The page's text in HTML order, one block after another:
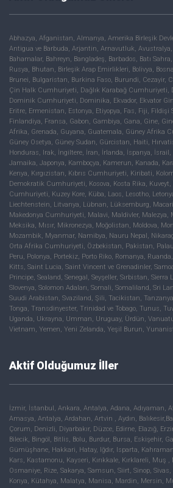
Abhazya, Afganistan, Almanya, Amerika Birleşik
Antigua ve Barbuda, Arjantin, Arnavutluk, Avustralya,
Bahamalar, Bahreyn, Bangladeş, Barbados, Batı
Rusya, Bhutan, Birleşik Arap Emirlikleri, Bolivya,
Brunei, Bulgaristan, Burkina Faso, Burundi, Cezayir,
Çin Halk Cumhuriyeti, Dağlık Karabağ Cumhuriyeti,
Dominik Cumhuriyeti, Dominika, Ekvador, Ekvator
Eritre, Ermenistan, Estonya, Etiyopya, Fas, Fiji, Fildişi
Finlandiya, Fransa, Gabon, Gambiya, Gana, Gine,
Afrika, Grenada, Guyana, Guatemala, Güney Afrika
Güney Osetya, Güney Sudan, Gürcistan, Haiti,
Honduras, Irak, İngiltere, İran, İrlanda, İspanya, İsrail,
Jamaika, Japonya, Kamboçya, Kamerun, Kanada,
Kenya, Kırgızistan, Kıbrıs Cumhuriyeti, Kiribati,
Demokratik Cumhuriyeti, Kosova, Kosta Rika, Kuveyt,
Cumhuriyeti, Kuzey Kore, Küba, Laos, Lesotho,
Liechtenstein, Litvanya, Lübnan, Lüksemburg,
Makedonya Cumhuriyeti, Malavi, Maldivler, Malezya,
Meksika, Mısır, Mikronezya, Moğolistan, Moldova,
Mozambik, Myanmar, Namibya, Nauru Nepal,
Orta Afrika Cumhuriyeti, Özbekistan, Pakistan,
Peru, Polonya, Portekiz, Porto Riko, Romanya,
Kitts, Saint Lucia, Saint Vincent ve Grenadinler,
Principe, Sealand, Senegal, Seyşeller, Sırbistan, Sierra
Slovenya, Solomon Adaları, Somali, Somaliland, Sri
Suudi Arabistan, Svaziland, Şili, Tacikistan,
Tonga, Transdinyester, Trinidad ve Tobago, Tunus,
Uganda, Ukrayna, Umman, Uruguay, Ürdün,
Vietnam, Yemen, Yeni Zelanda, Yeşil Burun,
Aktif Olduğumuz İller
İzmir, İstanbul, Ankara, Antalya, Adana, Adıyaman,
Amasya, Antalya, Ardahan, Artvin , Aydın,
Çorum, Denizli, Diyarbakır, Düzce, Edirne, Elazığ,
Bilecik, Bingöl, Bitlis, Bolu, Burdur, Bursa, Eskişehir,
Gümüşhane, Hakkari, Hatay, Iğdır, Isparta,
Kars, Kastamonu, Kayseri, Kırıkkale, Kırklareli, Muş ,
Osmaniye, Rize, Sakarya, Samsun, Siirt, Sinop, Sivas,
Konya, Kütahya, Malatya, Manisa, Mardin, Mersin,